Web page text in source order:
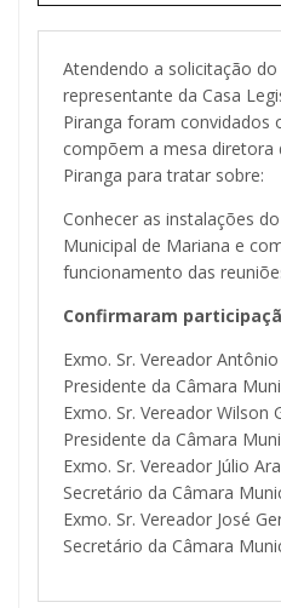
Atendendo a solicitação do
representante da Casa
Piranga foram convidados
compõem a mesa diretora
Piranga para tratar sobre:
Conhecer as instalações
Municipal de Mariana e
funcionamento das
Confirmaram
Exmo. Sr. Vereador
Presidente da Câmara
Exmo. Sr. Vereador Wilson
Presidente da Câmara
Exmo. Sr. Vereador Júlio
Secretário da Câmara
Exmo. Sr. Vereador José
Secretário da Câmara